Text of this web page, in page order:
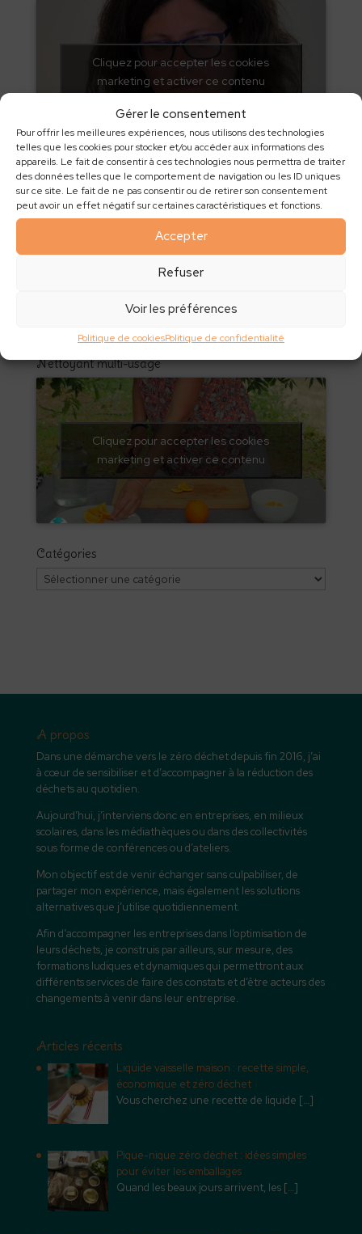
Gérer le consentement
Pour offrir les meilleures expériences, nous utilisons des technologies
telles que les cookies pour stocker et/ou accéder aux informations des
appareils. Le fait de consentir à ces technologies nous permettra de traiter
des données telles que le comportement de navigation ou les ID uniques
sur ce site. Le fait de ne pas consentir ou de retirer son consentement
peut avoir un effet négatif sur certaines caractéristiques et fonctions.
Accepter
Refuser
Voir les préférences
Politique de cookiesPolitique de confidentialité
Cliquez pour accepter les cookies
marketing et activer ce contenu
Tawashis
Cliquez pour accepter les cookies
marketing et activer ce contenu
Nettoyant multi-usage
Cliquez pour accepter les cookies
marketing et activer ce contenu
Catégories
Catégories
A propos
Dans une démarche vers le zéro déchet depuis fin 2016, j’ai
à cœur de sensibiliser et d’accompagner à la réduction des
déchets au quotidien.
Aujourd’hui, j’interviens donc en entreprises, en milieux
scolaires, dans les médiathèques ou dans des collectivités
sous forme de conférences ou d’ateliers.
Mon objectif est de venir échanger sans culpabiliser, de
partager mon expérience, mais également les solutions
alternatives que j’utilise quotidiennement.
Afin d’accompagner les entreprises dans l’optimisation de
leurs déchets, je construis par ailleurs, sur mesure, des
formations ludiques et dynamiques qui permettront aux
différents services de faire des constats et d’être acteurs des
changements à venir dans leur entreprise.
Articles récents
Liquide vaisselle maison : recette simple,
économique et zéro déchet
Vous cherchez une recette de liquide […]
Pique-nique zéro déchet : idées simples
pour éviter les emballages
Quand les beaux jours arrivent, les […]